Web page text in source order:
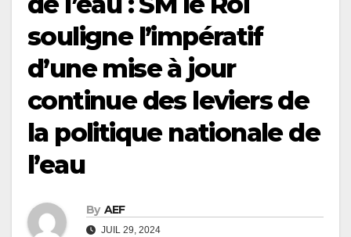
souligne l’impératif
d’une mise à jour
continue des leviers de
la politique nationale de
l’eau
By AEF
JUIL 29, 2024